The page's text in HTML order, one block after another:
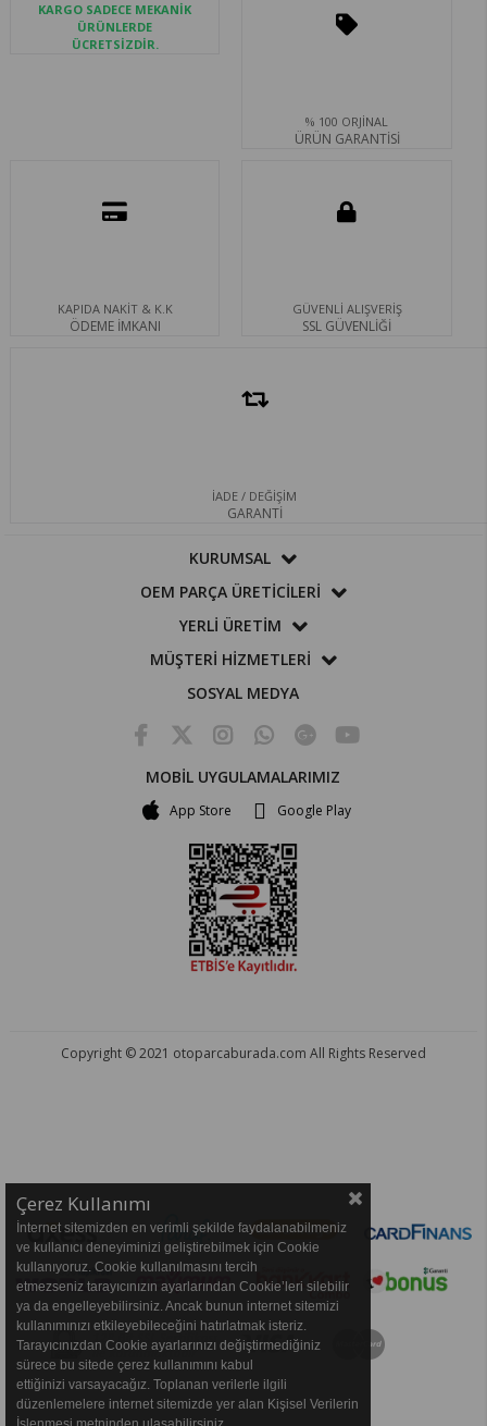
KARGO SADECE MEKANİK
ÜRÜNLERDE
ÜCRETSİZDİR.
% 100 ORJİNAL
ÜRÜN GARANTİSİ
KAPIDA NAKİT & K.K
ÖDEME İMKANI
GÜVENLİ ALIŞVERİŞ
SSL GÜVENLİĞİ
İADE / DEĞİŞİM
GARANTİ
KURUMSAL
OEM PARÇA ÜRETİCİLERİ
YERLİ ÜRETİM
MÜŞTERİ HİZMETLERİ
SOSYAL MEDYA
MOBİL UYGULAMALARIMIZ
App Store Google Play
Copyright © 2021 otoparcaburada.com All Rights Reserved
Çerez Kullanımı
İnternet sitemizden en verimli şekilde faydalanabilmeniz
ve kullanıcı deneyiminizi geliştirebilmek için Cookie
kullanıyoruz. Cookie kullanılmasını tercih
etmezseniz tarayıcınızın ayarlarından Cookie’leri silebilir
ya da engelleyebilirsiniz. Ancak bunun internet sitemizi
kullanımınızı etkileyebileceğini hatırlatmak isteriz.
Tarayıcınızdan Cookie ayarlarınızı değiştirmediğiniz
sürece bu sitede çerez kullanımını kabul
ettiğinizi varsayacağız. Toplanan verilerle ilgili
düzenlemelere internet sitemizde yer alan Kişisel Verilerin